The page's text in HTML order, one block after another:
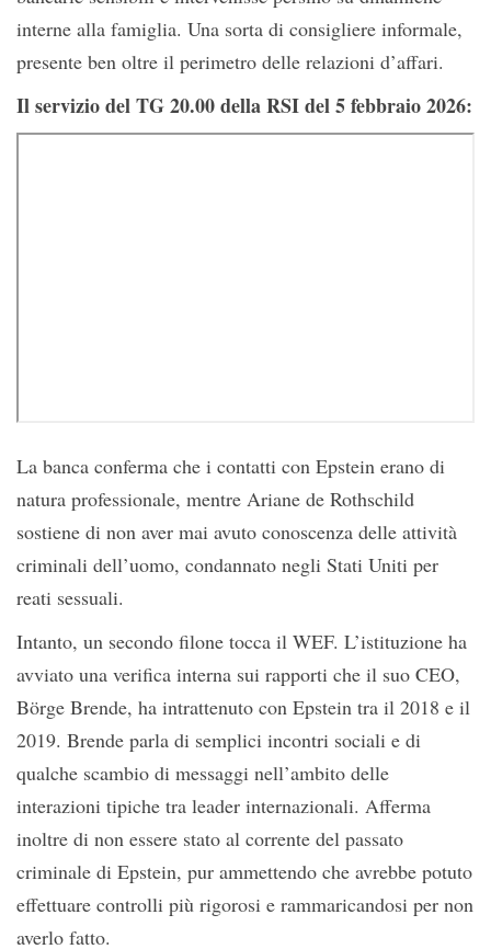
interne alla famiglia. Una sorta di consigliere informale,
presente ben oltre il perimetro delle relazioni d’affari.
Il servizio del TG 20.00 della RSI del 5 febbraio 2026:
La banca conferma che i contatti con Epstein erano di
natura professionale, mentre Ariane de Rothschild
sostiene di non aver mai avuto conoscenza delle attività
criminali dell’uomo, condannato negli Stati Uniti per
reati sessuali.
Intanto, un secondo filone tocca il WEF. L’istituzione ha
avviato una verifica interna sui rapporti che il suo CEO,
Börge Brende, ha intrattenuto con Epstein tra il 2018 e il
2019. Brende parla di semplici incontri sociali e di
qualche scambio di messaggi nell’ambito delle
interazioni tipiche tra leader internazionali. Afferma
inoltre di non essere stato al corrente del passato
criminale di Epstein, pur ammettendo che avrebbe potuto
effettuare controlli più rigorosi e rammaricandosi per non
averlo fatto.